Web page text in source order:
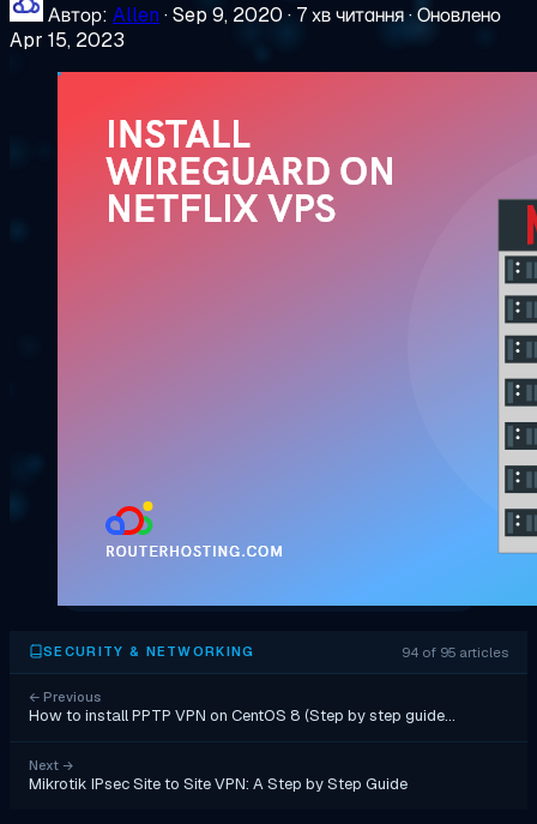
Автор: Allen ·Sep 9, 2020 · 7 хв читання·Оновлено
Apr 15, 2023
SECURITY & NETWORKING 94 of 95 articles
← Previous
How to install PPTP VPN on CentOS 8 (Step by step guide…
Next →
Mikrotik IPsec Site to Site VPN: A Step by Step Guide